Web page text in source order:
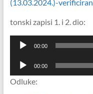
(13.03.2024.)-verificiran
tonski zapisi 1. i 2. dio:
Reproduktor
audiozapisa
00:00
Reproduktor
audiozapisa
00:00
Odluke: